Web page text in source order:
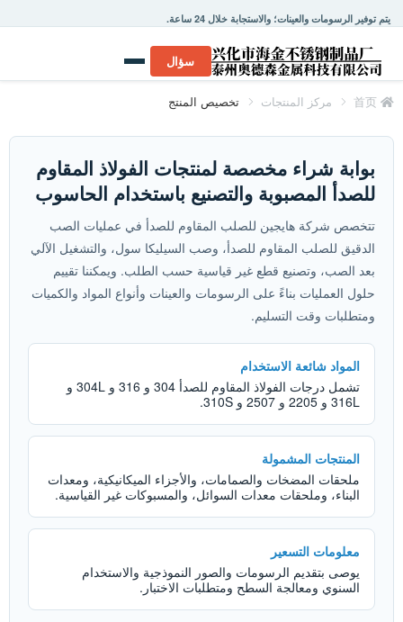
يتم توفير الرسومات والعينات؛ والاستجابة خلال 24 ساعة.
سؤال
مركز المنتجات تخصيص المنتج
بوابة شراء مخصصة لمنتجات الفولاذ المقاوم
للصدأ المصبوبة والتصنيع باستخدام الحاسوب
تتخصص شركة هايجين للصلب المقاوم للصدأ في عمليات الصب
الدقيق للصلب المقاوم للصدأ، وصب السيليكا سول، والتشغيل الآلي
بعد الصب، وتصنيع قطع غير قياسية حسب الطلب. ويمكننا تقييم
حلول العمليات بناءً على الرسومات والعينات وأنواع المواد والكميات
ومتطلبات وقت التسليم.
المواد شائعة الاستخدام
تشمل درجات الفولاذ المقاوم للصدأ 304 و 316 و 304L و
316L و 2205 و 2507 و 310S.
المنتجات المشمولة
ملحقات المضخات والصمامات، والأجزاء الميكانيكية، ومعدات
البناء، وملحقات معدات السوائل، والمسبوكات غير القياسية.
معلومات التسعير
يوصى بتقديم الرسومات والصور النموذجية والاستخدام
السنوي ومعالجة السطح ومتطلبات الاختبار.